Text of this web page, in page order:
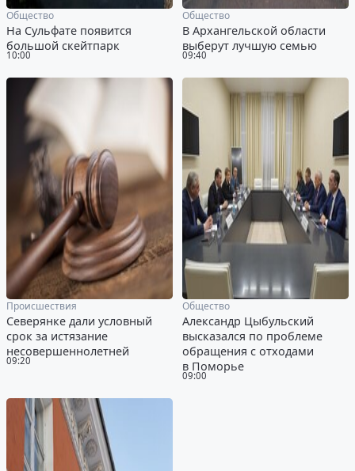
10:00
Общество
На Сульфате появится
большой скейтпарк
09:40
Общество
В Архангельской области
выберут лучшую семью
09:20
Происшествия
Северянке дали условный
срок за истязание
несовершеннолетней
09:00
Общество
Александр Цыбульский
высказался по проблеме
обращения с отходами
в Поморье